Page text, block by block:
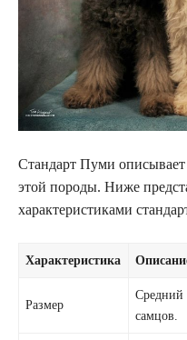
Стандарт Пуми
этой породы. Ниже
характеристиками
Характеристика
Размер
Средний
самцов.